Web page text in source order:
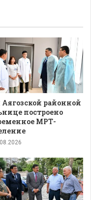
районной
построено
МРТ-